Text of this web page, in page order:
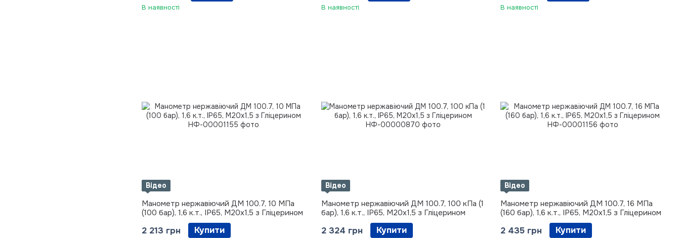
В наявності В наявності В наявності
Відео
Манометр нержавіючий ДМ 100.7, 10 МПа
(100 бар), 1,6 к.т., IP65, М20х1,5 з Гліцерином
2 213 грн Купити
Відео
Манометр нержавіючий ДМ 100.7, 100 кПа (1
бар), 1,6 к.т., IP65, М20х1,5 з Гліцерином
2 324 грн Купити
Відео
Манометр нержавіючий ДМ 100.7, 16 МПа
(160 бар), 1,6 к.т., IP65, М20х1,5 з Гліцерином
2 435 грн Купити